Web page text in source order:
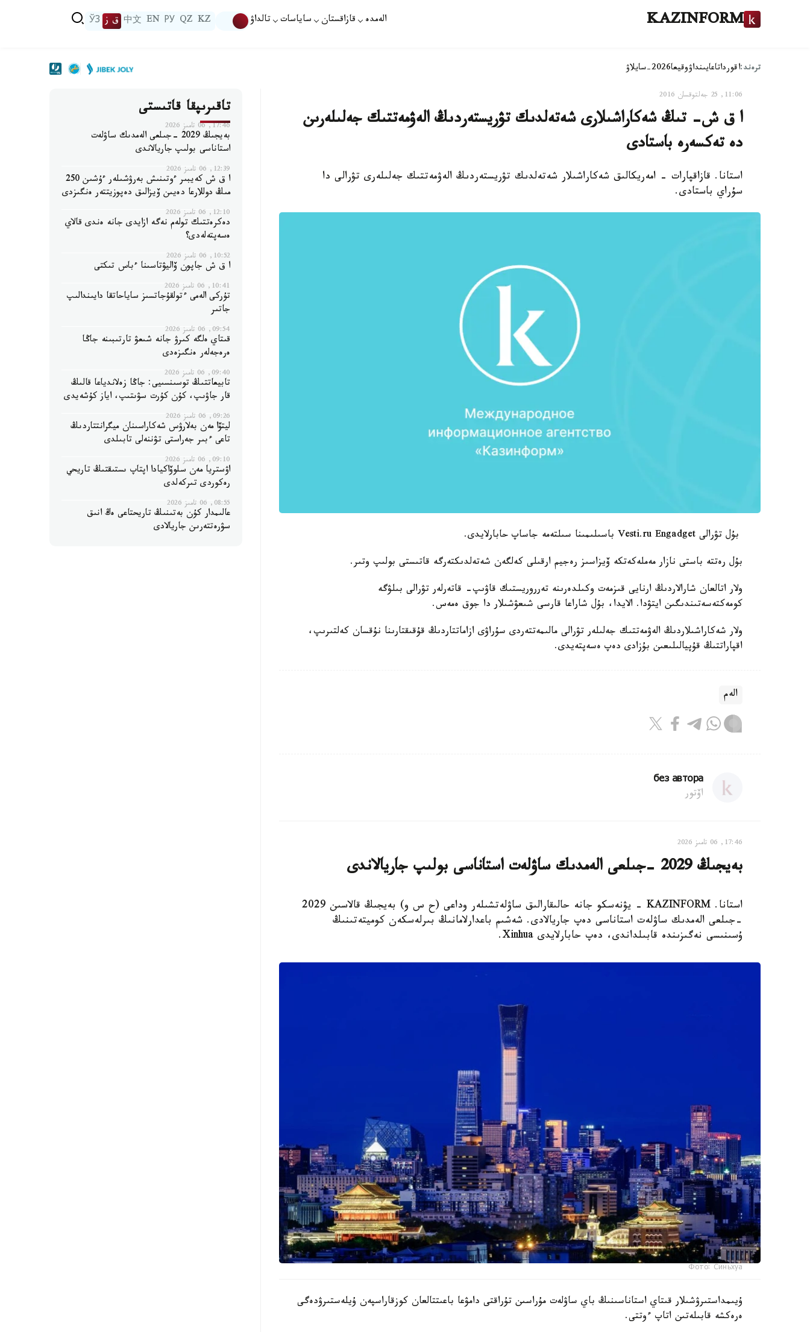
KAZINFORM الەمدە قازاقستان ساياسات تالداۋ KZ
QZ
РУ
EN
中文 ق ز ЎЗ
ترەند:اقورداتاعايىنداۋوقيعا2026-سايلاۋ
11:06, 25 جەلتوقسان 2016
ا ق ش- تىڭ شەكاراشىلارى شەتەلدىك تۋريستەردىڭ الەۋمەتتىك جەلىلەرىن
دە تەكسەرە باستادى
استانا. قازاقپارات - امەريكالىق شەكاراشىلار شەتەلدىك تۋريستەردىڭ الەۋمەتتىك جەلىلەرى تۋرالى دا
سۇراي باستادى.
بۇل تۋرالى Vesti.ru Engadget باسىلىمىنا سىلتەمە جاساپ حابارلايدى.
بۇل رەتتە باستى نازار مەملەكەتكە ۆيزاسىز رەجيم ارقىلى كەلگەن شەتەلدىكتەرگە قاتىستى بولىپ وتىر.
ولار اتالعان شارالاردىڭ ارنايى قىزمەت وكىلدەرىنە تەرروريستىك قاۋىپ- قاتەرلەر تۋرالى بىلۋگە
كومەكتەسەتىندىگىن ايتۋدا. الايدا، بۇل شاراعا قارسى شىعۋشىلار دا جوق ەمەس.
ولار شەكاراشىلاردىڭ الەۋمەتتىك جەلىلەر تۋرالى مالىمەتتەردى سۇراۋى ازاماتتاردىڭ قۇقىقتارىنا نۇقسان كەلتىرىپ،
اقپاراتتىڭ قۇپيالىلىعىن بۇزادى دەپ ەسەپتەيدى.
الەم
без автора
اۆتور
17:46, 06 تامىز 2026
بەيجىڭ 2029 -جىلعى الەمدىك ساۋلەت استاناسى بولىپ جاريالاندى
استانا. KAZINFORM - يۋنەسكو جانە حالىقارالىق ساۋلەتشىلەر وداعى (ح س و) بەيجىڭ قالاسىن 2029
-جىلعى الەمدىك ساۋلەت استاناسى دەپ جاريالادى. شەشىم باعدارلامانىڭ بىرلەسكەن كوميتەتىنىڭ
ۇسىنىسى نەگىزىندە قابىلداندى، دەپ حابارلايدى Xinhua.
Фото: Синьхуа
ۇيىمداستىرۋشىلار قىتاي استاناسىنىڭ باي ساۋلەت مۇراسىن تۇراقتى دامۋعا باعىتتالعان كوزقاراسپەن ۇيلەستىرۋدەگى
ەرەكشە قابىلەتىن اتاپ ءوتتى.
تاقىرىپقا قاتىستى
17:46, 06 تامىز 2026
بەيجىڭ 2029 -جىلعى الەمدىك ساۋلەت
استاناسى بولىپ جاريالاندى
12:39, 06 تامىز 2026
ا ق ش كەيبىر ءوتىنىش بەرۋشىلەر ءۇشىن 250
مىڭ دوللارعا دەيىن ۆيزالىق دەپوزيتتەر ەنگىزدى
12:10, 06 تامىز 2026
دەكرەتتىك تولەم نەگە ازايدى جانە ەندى قالاي
ەسەپتەلەدى؟
10:52, 06 تامىز 2026
ا ق ش جاپون ۆاليۋتاسىنا ءباس تىكتى
10:41, 06 تامىز 2026
تۇركى الەمى ءتولقۇجاتسىز ساياحاتقا دايىندالىپ
جاتىر
09:54, 06 تامىز 2026
قىتاي ەلگە كىرۋ جانە شىعۋ تارتىبىنە جاڭا
ەرەجەلەر ەنگىزەدى
09:40, 06 تامىز 2026
تابيعاتتىڭ توسىنسىيى: جاڭا زەلاندياعا قالىڭ
قار جاۋىپ، كۇن كۇرت سۋىتىپ، اياز كۇشەيدى
09:26, 06 تامىز 2026
ليتۆا مەن بەلارۋس شەكاراسىنان ميگرانتتاردىڭ
تاعى ءبىر جەراستى تۋننەلى تابىلدى
09:10, 06 تامىز 2026
اۋستريا مەن سلوۆاكيادا اپتاپ ىستىقتىڭ تاريحي
رەكوردى تىركەلدى
08:55, 06 تامىز 2026
عالىمدار كۇن بەتىنىڭ تاريحتاعى ەڭ انىق
سۋرەتتەرىن جاريالادى